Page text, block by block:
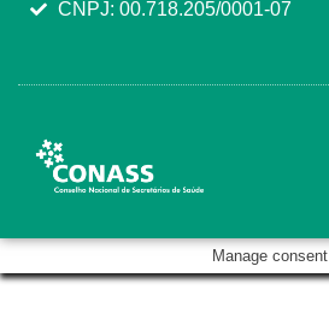
CNPJ: 00.718.205/0001-07
Manage consent